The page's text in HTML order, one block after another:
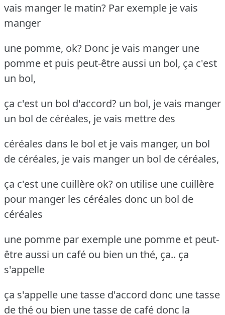
vais manger le matin? Par exemple je vais
manger
une pomme, ok? Donc je vais manger une
pomme et puis peut-être aussi un bol, ça c'est
un bol,
ça c'est un bol d'accord? un bol, je vais manger
un bol de céréales, je vais mettre des
céréales dans le bol et je vais manger, un bol
de céréales, je vais manger un bol de céréales,
ça c'est une cuillère ok? on utilise une cuillère
pour manger les céréales donc un bol de
céréales
une pomme par exemple une pomme et peut-
être aussi un café ou bien un thé, ça.. ça
s'appelle
ça s'appelle une tasse d'accord donc une tasse
de thé ou bien une tasse de café donc la